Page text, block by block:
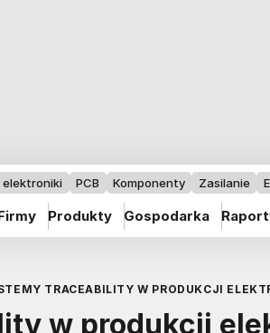
elektroniki PCB Komponenty Zasilanie
Produkty Gospodarka
TRACEABILITY W PRODUKCJI
w produkcji